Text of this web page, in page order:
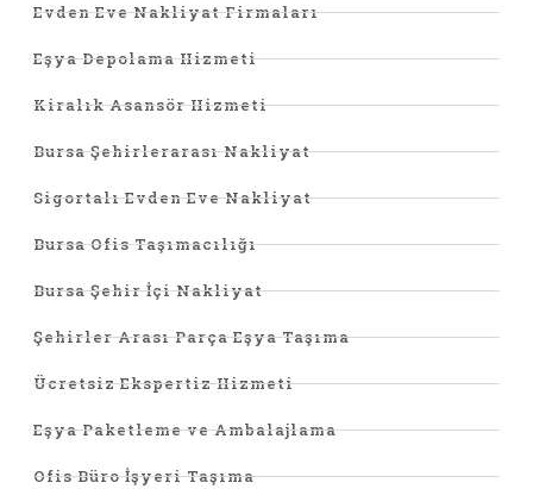
Evden Eve Nakliyat Firmaları
Eşya Depolama Hizmeti
Kiralık Asansör Hizmeti
Bursa Şehirlerarası Nakliyat
Sigortalı Evden Eve Nakliyat
Bursa Ofis Taşımacılığı
Bursa Şehir İçi Nakliyat
Şehirler Arası Parça Eşya Taşıma
Ücretsiz Ekspertiz Hizmeti
Eşya Paketleme ve Ambalajlama
Ofis Büro İşyeri Taşıma